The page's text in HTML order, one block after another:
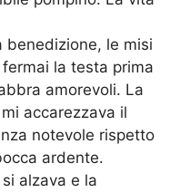
benedizione, le misi
la testa prima
amorevoli. La
accarezzava il
notevole rispetto
ardente.
alzava e la